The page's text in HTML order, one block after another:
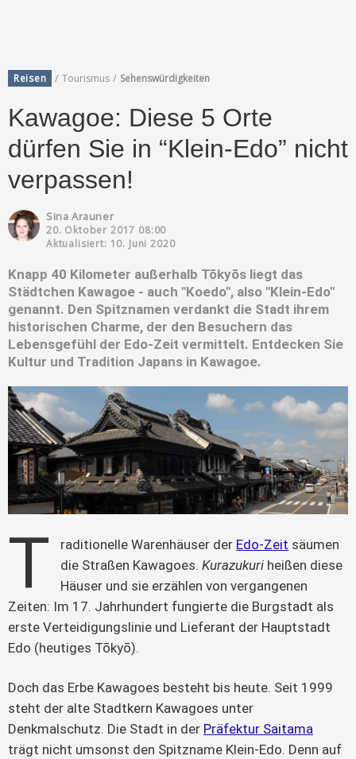
Reisen / Tourismus / Sehenswürdigkeiten
Kawagoe: Diese 5 Orte
dürfen Sie in “Klein-Edo” nicht
verpassen!
Sina Arauner
20. Oktober 2017 08:00
Aktualisiert: 10. Juni 2020
Knapp 40 Kilometer außerhalb Tōkyōs liegt das
Städtchen Kawagoe - auch "Koedo", also "Klein-Edo"
genannt. Den Spitznamen verdankt die Stadt ihrem
historischen Charme, der den Besuchern das
Lebensgefühl der Edo-Zeit vermittelt. Entdecken Sie
Kultur und Tradition Japans in Kawagoe.
T raditionelle Warenhäuser der Edo-Zeit säumen
die Straßen Kawagoes. Kurazukuri heißen diese
Häuser und sie erzählen von vergangenen
Zeiten: Im 17. Jahrhundert fungierte die Burgstadt als
erste Verteidigungslinie und Lieferant der Hauptstadt
Edo (heutiges Tōkyō).
Doch das Erbe Kawagoes besteht bis heute. Seit 1999
steht der alte Stadtkern Kawagoes unter
Denkmalschutz. Die Stadt in der Präfektur Saitama
trägt nicht umsonst den Spitzname Klein-Edo. Denn auf